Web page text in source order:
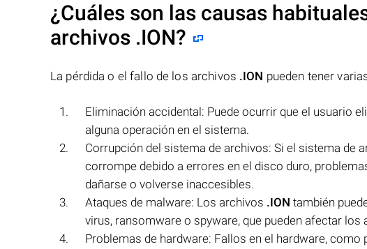
¿Cuáles son las causas
archivos .ION?
La pérdida o el fallo de los archivos .ION pueden tener
Eliminación accidental: Puede ocurrir que el usuario
alguna operación en el sistema.
Corrupción del sistema de archivos: Si el sistema de
corrompe debido a errores en el disco duro,
dañarse o volverse inaccesibles.
Ataques de malware: Los archivos .ION también
virus, ransomware o spyware, que pueden afectar
Problemas de hardware: Fallos en el hardware,